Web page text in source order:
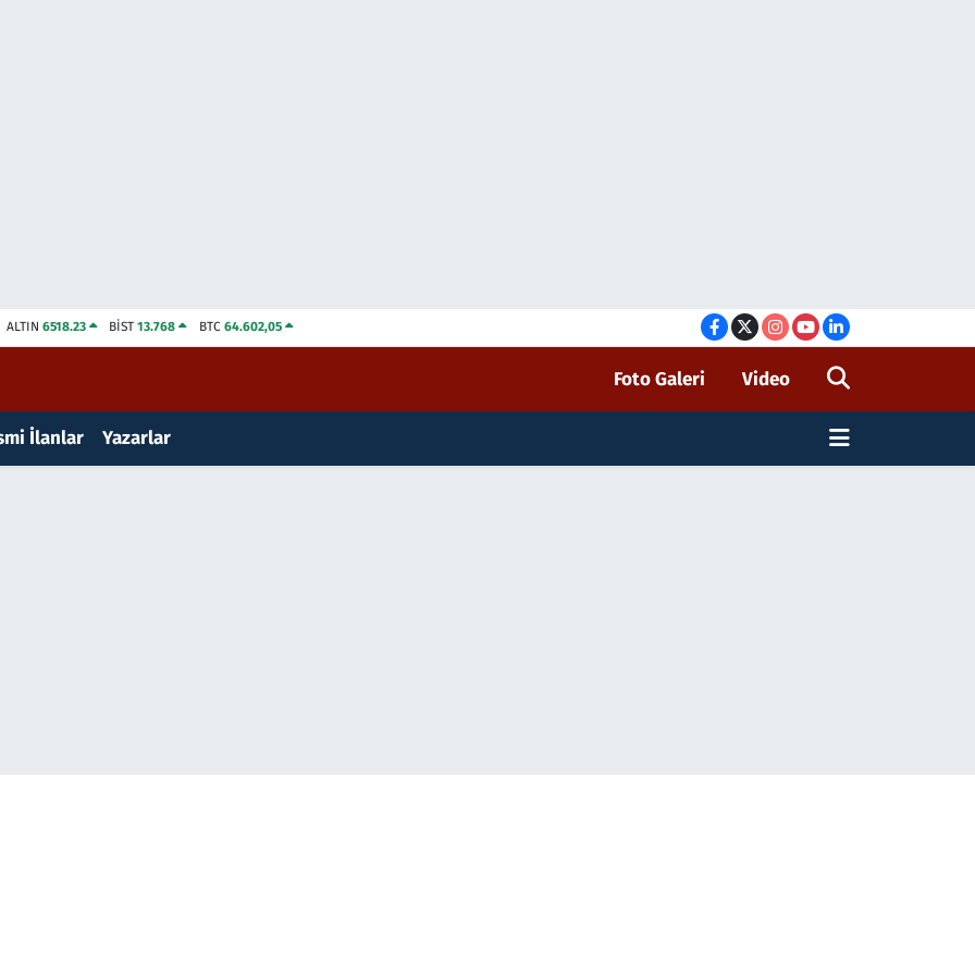
ALTIN 6518.23 BİST13.768 BTC 64.602,05
Foto Galeri Video
İlanlar Yazarlar